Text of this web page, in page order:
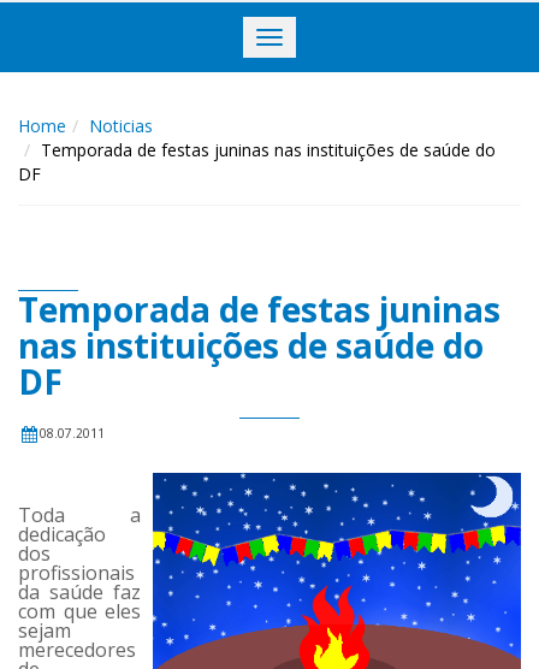
Toggle
navigation
Home
Noticias
Temporada de festas juninas nas instituições de saúde do
DF
Temporada de festas juninas
nas instituições de saúde do
DF
08.07.2011
Toda a
dedicação
dos
profissionais
da saúde faz
com que eles
sejam
merecedores